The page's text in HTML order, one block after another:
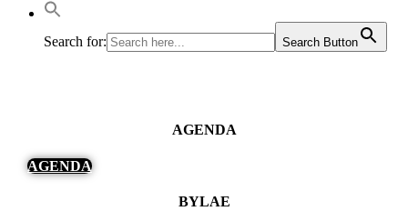
Search for: Search Button
AGENDA
AGENDA
BYLAE